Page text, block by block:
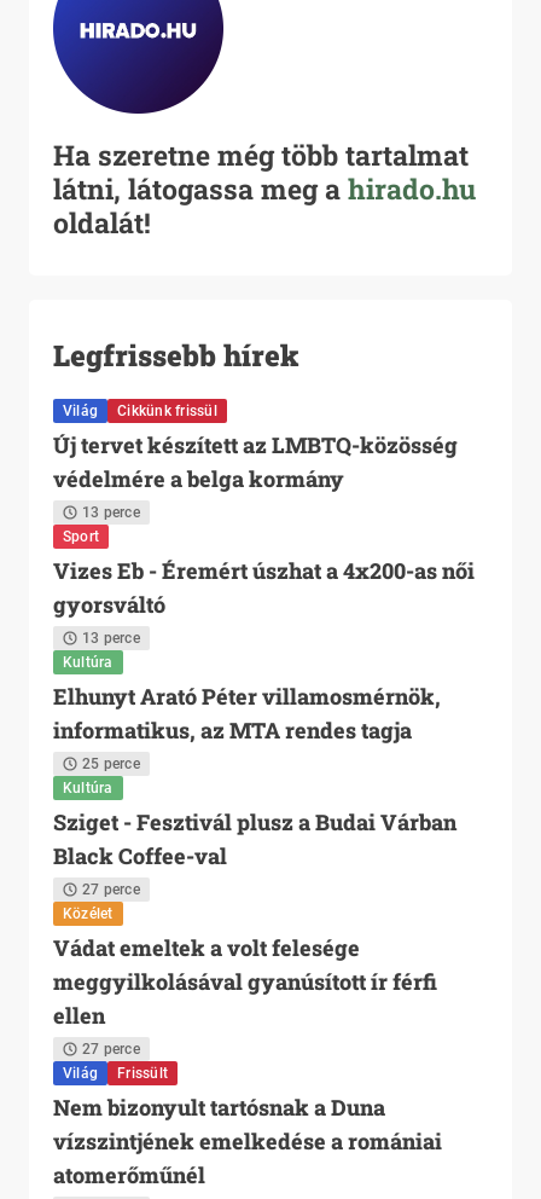
Ha szeretne még több tartalmat
látni, látogassa meg a hirado.hu
oldalát!
Legfrissebb hírek
Világ Cikkünk frissül
Új tervet készített az LMBTQ-közösség
védelmére a belga kormány
13 perce
Sport
Vizes Eb - Éremért úszhat a 4x200-as női
gyorsváltó
13 perce
Kultúra
Elhunyt Arató Péter villamosmérnök,
informatikus, az MTA rendes tagja
25 perce
Kultúra
Sziget - Fesztivál plusz a Budai Várban
Black Coffee-val
27 perce
Közélet
Vádat emeltek a volt felesége
meggyilkolásával gyanúsított ír férfi
ellen
27 perce
Világ
Frissült
Nem bizonyult tartósnak a Duna
vízszintjének emelkedése a romániai
atomerőműnél